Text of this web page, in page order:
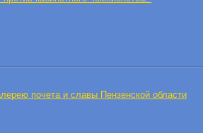
почета и славы Пензенской области